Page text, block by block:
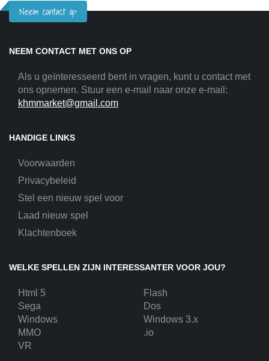
Neem contact op
NEEM CONTACT MET ONS OP
Als u geïnteresseerd bent in vragen, kunt u contact met
ons opnemen. Stuur een e-mail naar onze e-mail:
khmmarket@gmail.com
HANDIGE LINKS
Voorwaarden
Privacybeleid
Stel een nieuw spel voor
Laad nieuw spel
Klachtenboek
WELKE SPELLEN ZIJN INTERESSANTER VOOR JOU?
Html 5
Flash
Sega
Dos
Windows
Windows 3.x
MMO
.io
VR